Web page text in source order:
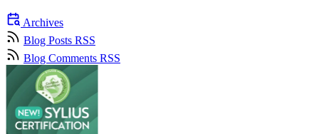
Archives
Blog Posts RSS
Blog Comments RSS